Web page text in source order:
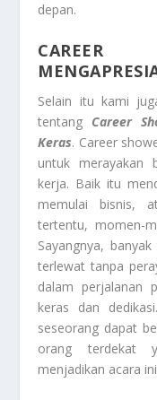
depan.
CAREER
Selain itu kami
tentang Career
Keras. Career
untuk merayakan
kerja. Baik itu
memulai bisnis,
tertentu, momen-
Sayangnya,
terlewat tanpa
dalam perjalanan
keras dan
seseorang dapat
orang terdekat
menjadikan acara